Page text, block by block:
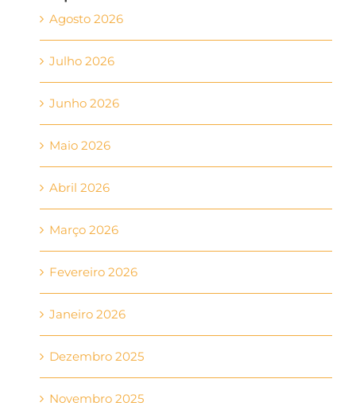
Agosto 2026
Julho 2026
Junho 2026
Maio 2026
Abril 2026
Março 2026
Fevereiro 2026
Janeiro 2026
Dezembro 2025
Novembro 2025